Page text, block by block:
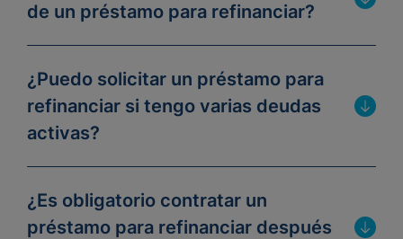
de un préstamo para refinanciar?
¿Puedo solicitar un préstamo para
refinanciar si tengo varias deudas
activas?
¿Es obligatorio contratar un
préstamo para refinanciar después